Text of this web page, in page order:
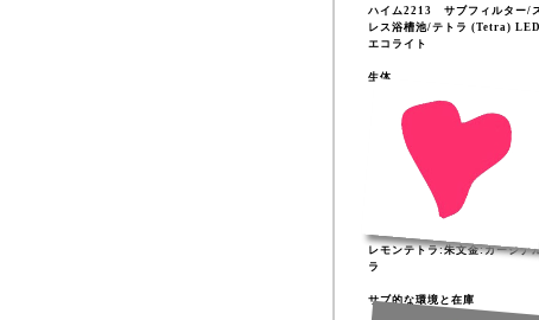
ハイム2213 サブフィルター/
レス浴槽池/テトラ (Tetra)
エコライト
生体
レモンテトラ:朱文金:カージナ
ラ
サブ的な環境と在庫